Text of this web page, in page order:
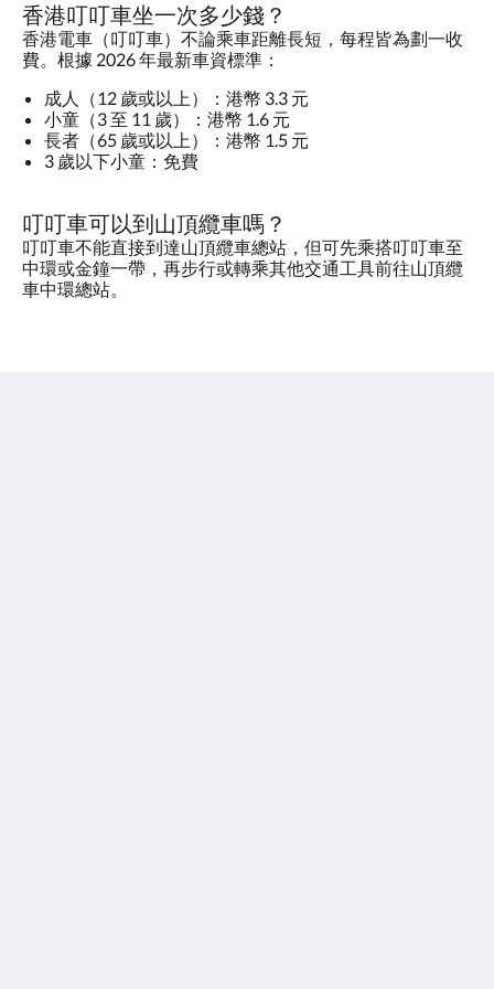
香港叮叮車坐一次多少錢？
香港電車（叮叮車）不論乘車距離長短，每程皆為劃一收
費。根據 2026 年最新車資標準：
成人（12 歲或以上）：港幣 3.3 元
小童（3 至 11 歲）：港幣 1.6 元
長者（65 歲或以上）：港幣 1.5 元
3 歲以下小童：免費
叮叮車可以到山頂纜車嗎？
叮叮車不能直接到達山頂纜車總站，但可先乘搭叮叮車至
中環或金鐘一帶，再步行或轉乘其他交通工具前往山頂纜
車中環總站。